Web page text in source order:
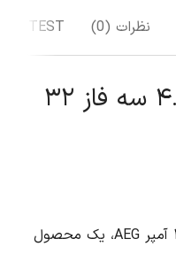
نظرات (0) TEST
کلید مینیاتوری ۴.۵KA سه فاز ۳۲
کلید مینیاتوری ۴.۵KA سه فاز ۳۲ آمپر AEG، یک محصول